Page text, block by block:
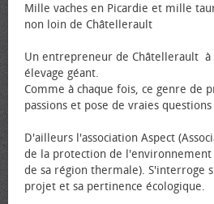
Mille vaches en Picardie et mille
non loin de Châtellerault
Un entrepreneur de Châtellerault
élevage géant.
Comme à chaque fois, ce genre de
passions et pose de vraies questions
D'ailleurs l'association Aspect
de la protection de l'environnement
de sa région thermale). S'interroge
projet et sa pertinence écologique.